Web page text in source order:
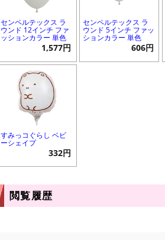
センペルテックス ラ
ウンド 12インチ ファ
ッションカラー 単色
1,577円
センペルテックス ラ
ウンド 5インチ ファッ
ションカラー 単色
606円
すみっコぐらし ベビ
ーシェイプ
332円
閲覧履歴